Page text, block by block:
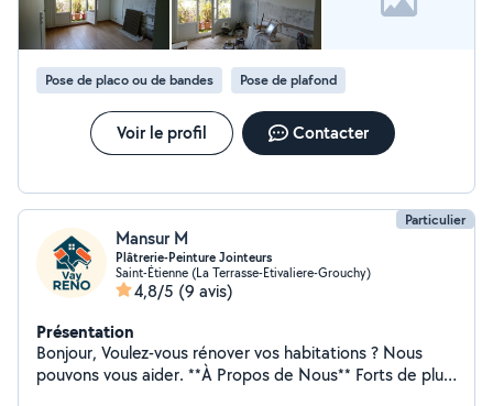
Pose de placo ou de bandes Pose de plafond
Voir le profil Contacter
Particulier
Mansur M
Plâtrerie-Peinture Jointeurs
Saint-Étienne (La Terrasse-Etivaliere-Grouchy)
4,8/5 (9 avis)
Présentation
Bonjour, Voulez-vous rénover vos habitations ? Nous
pouvons vous aider. **À Propos de Nous** Forts de plus